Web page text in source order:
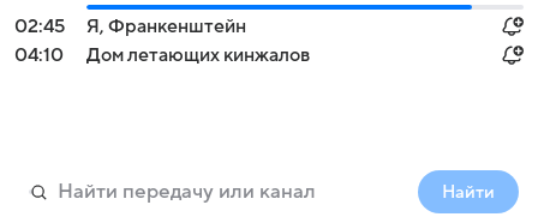
02:45
Я, Франкенштейн
04:10
Дом летающих кинжалов
Найти